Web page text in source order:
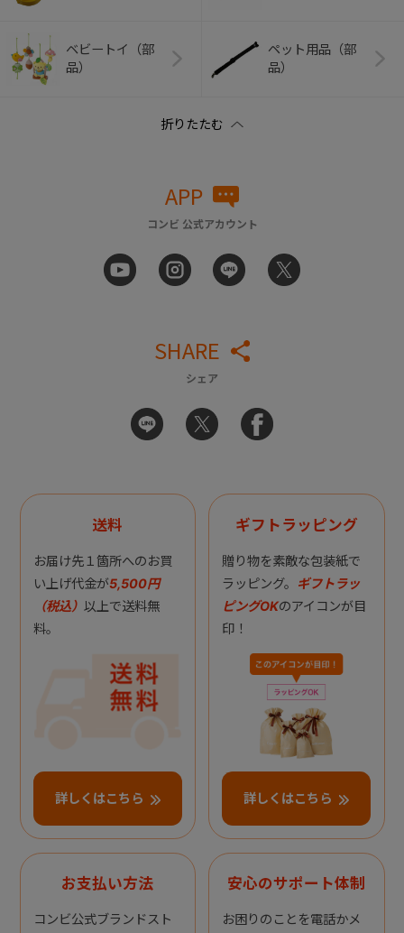
ベビートイ（部
品）
ペット用品（部
品）
APP
コンビ 公式アカウント
SHARE
シェア
送料
お届け先１箇所へのお買
い上げ代金が5,500円
（税込） 以上で送料無
料。
詳しくはこちら
ギフトラッピング
贈り物を素敵な包装紙で
ラッピング。 ギフトラッ
ピングOKのアイコンが目
印！
詳しくはこちら
お支払い方法
コンビ公式ブランドスト
安心のサポート体制
お困りのことを電話かメ